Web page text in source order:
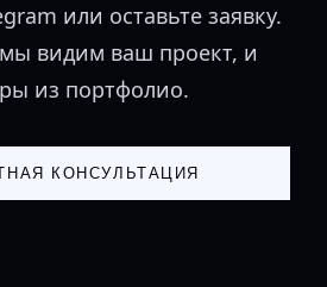
или оставьте заявку.
видим ваш проект, и
из портфолио.
КОНСУЛЬТАЦИЯ